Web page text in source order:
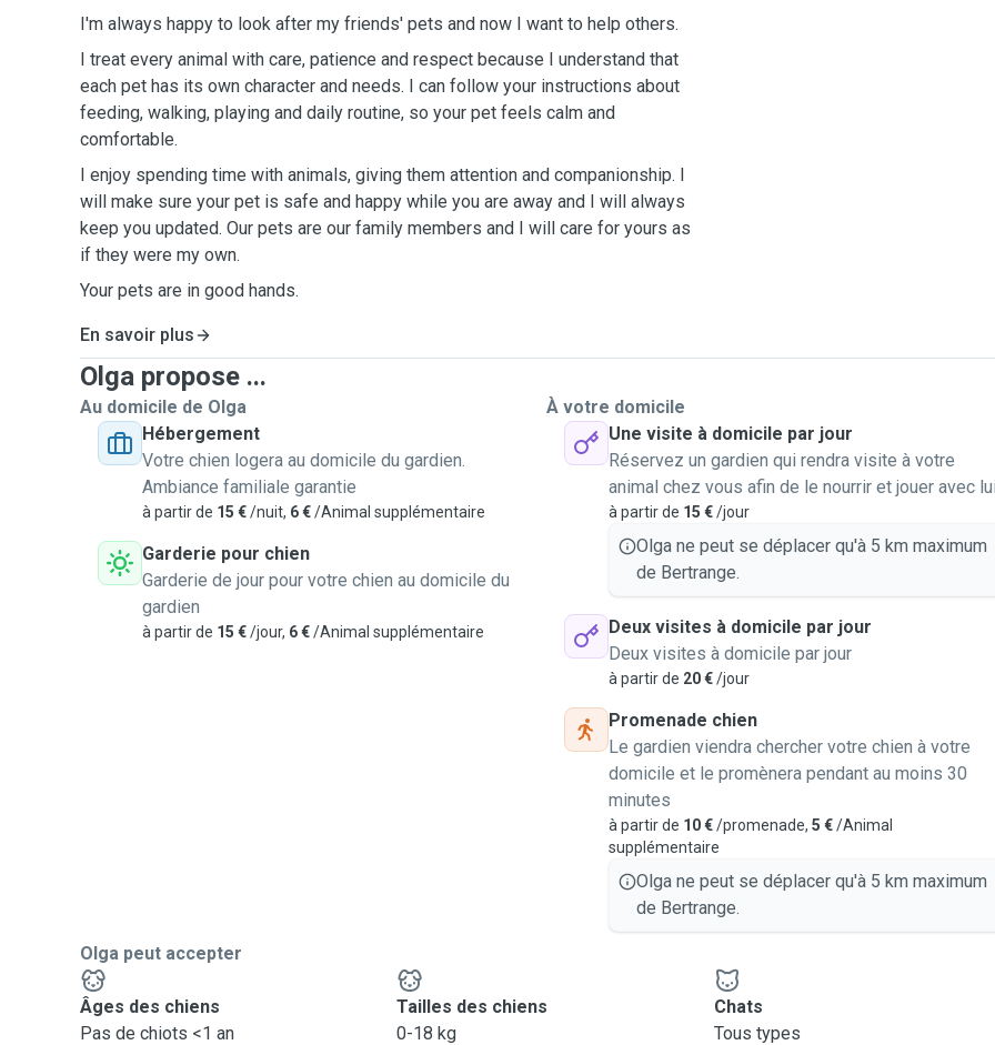
I'm always happy to look after my friends' pets and now I want to help others.
I treat every animal with care, patience and respect because I understand that
each pet has its own character and needs. I can follow your instructions about
feeding, walking, playing and daily routine, so your pet feels calm and
comfortable.
I enjoy spending time with animals, giving them attention and companionship. I
will make sure your pet is safe and happy while you are away and I will always
keep you updated. Our pets are our family members and I will care for yours as
if they were my own.
Your pets are in good hands.
En savoir plus
Olga propose ...
Au domicile de Olga
Hébergement
Votre chien logera au domicile du gardien.
Ambiance familiale garantie
à partir de 15 €/nuit, 6 €/Animal supplémentaire
Garderie pour chien
Garderie de jour pour votre chien au domicile du
gardien
à partir de 15 €/jour, 6 €/Animal supplémentaire
À votre domicile
Une visite à domicile par jour
Réservez un gardien qui rendra visite à votre
animal chez vous afin de le nourrir et jouer avec
à partir de 15 €/jour
Olga ne peut se déplacer qu'à 5 km maximum
de Bertrange.
Deux visites à domicile par jour
Deux visites à domicile par jour
à partir de 20 €/jour
Promenade chien
Le gardien viendra chercher votre chien à votre
domicile et le promènera pendant au moins 30
minutes
à partir de 10 €/promenade, 5 €/Animal
supplémentaire
Olga ne peut se déplacer qu'à 5 km maximum
de Bertrange.
Olga peut accepter
Âges des chiens
Pas de chiots <1 an
Tailles des chiens
0-18 kg
Chats
Tous types